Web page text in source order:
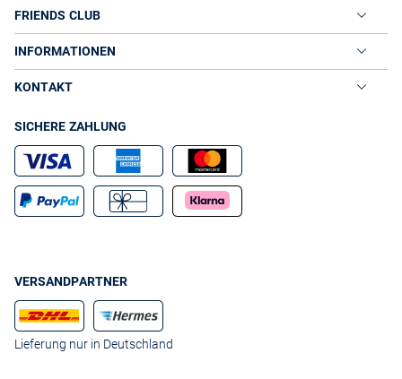
FRIENDS CLUB
INFORMATIONEN
KONTAKT
SICHERE ZAHLUNG
VERSANDPARTNER
Lieferung nur in Deutschland